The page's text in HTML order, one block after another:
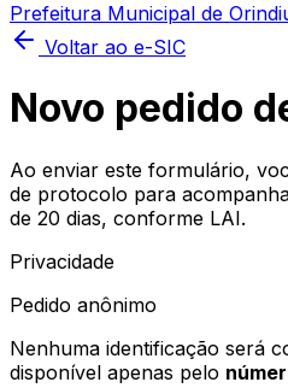
Prefeitura Municipal de
Voltar ao e-SIC
Novo pedido
Ao enviar este formulário,
de protocolo para
de 20 dias, conforme LAI.
Privacidade
Pedido anônimo
Nenhuma identificação será
disponível apenas pelo